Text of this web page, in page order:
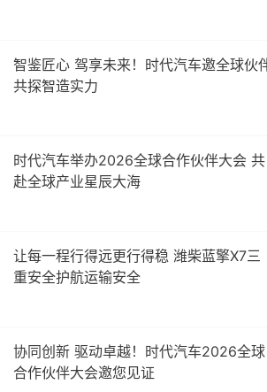
智鉴匠心 驾享未来！时代汽车邀全球伙
共探智造实力
时代汽车举办2026全球合作伙伴大会 共
赴全球产业星辰大海
让每一程行得远更行得稳 潍柴蓝擎X7三
重安全护航运输安全
协同创新 驱动卓越！时代汽车2026全球
合作伙伴大会邀您见证​